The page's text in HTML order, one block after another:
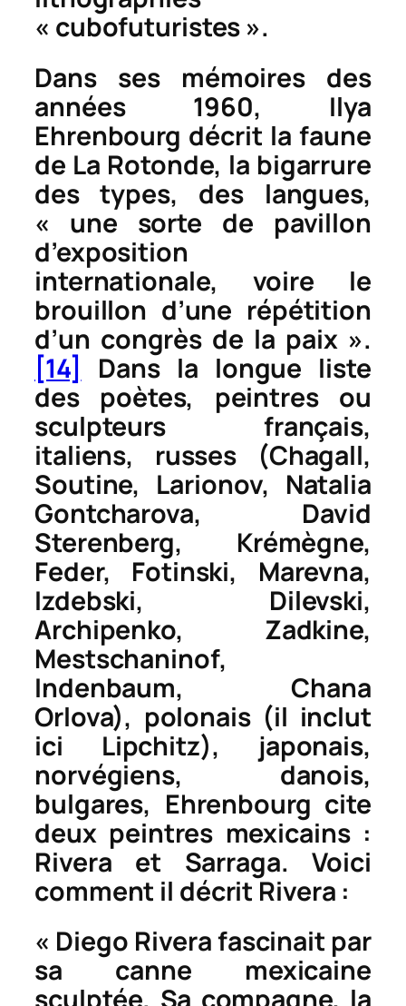
« cubofuturistes ».
Dans ses mémoires des
années 1960, Ilya
Ehrenbourg décrit la faune
de La Rotonde, la bigarrure
des types, des langues,
« une sorte de pavillon
d’exposition
internationale, voire le
brouillon d’une répétition
d’un congrès de la paix ».
[14]
Dans la longue liste
des poètes, peintres ou
sculpteurs français,
italiens, russes (Chagall,
Soutine, Larionov, Natalia
Gontcharova, David
Sterenberg, Krémègne,
Feder, Fotinski, Marevna,
Izdebski, Dilevski,
Archipenko, Zadkine,
Mestschaninof,
Indenbaum, Chana
Orlova), polonais (il inclut
ici Lipchitz), japonais,
norvégiens, danois,
bulgares, Ehrenbourg cite
deux peintres mexicains :
Rivera et Sarraga. Voici
comment il décrit Rivera :
« Diego Rivera fascinait par
sa canne mexicaine